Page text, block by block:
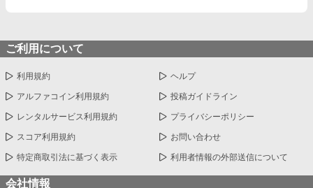
ご利用について
利用規約 ヘルプ
アルファコイン利用規約 投稿ガイドライン
レンタルサービス利用規約 プライバシーポリシー
スコア利用規約 お問い合わせ
特定商取引法に基づく表示 利用者情報の外部送信について
会社情報